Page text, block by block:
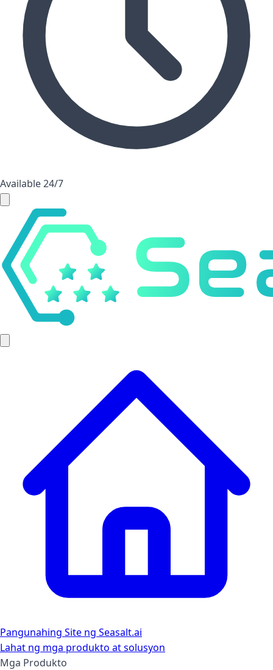
Available 24/7
Pangunahing Site ng Seasalt.ai
Lahat ng mga produkto at solusyon
Mga Produkto